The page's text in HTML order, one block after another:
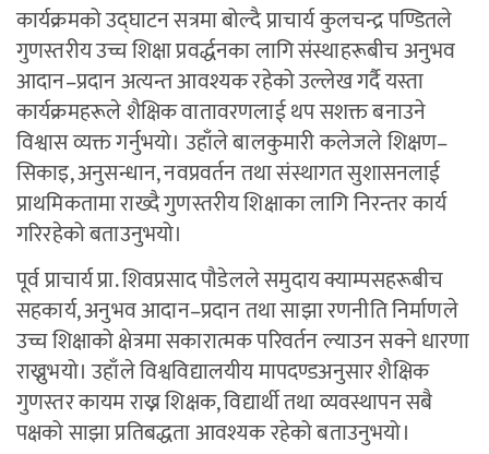
कार्यक्रमको उद्घाटन सत्रमा बोल्दै प्राचार्य कुलचन्द्र पण्डितले
गुणस्तरीय उच्च शिक्षा प्रवर्द्धनका लागि संस्थाहरूबीच अनुभव
आदान–प्रदान अत्यन्त आवश्यक रहेको उल्लेख गर्दै यस्ता
कार्यक्रमहरूले शैक्षिक वातावरणलाई थप सशक्त बनाउने
विश्वास व्यक्त गर्नुभयो। उहाँले बालकुमारी कलेजले शिक्षण–
सिकाइ, अनुसन्धान, नवप्रवर्तन तथा संस्थागत सुशासनलाई
प्राथमिकतामा राख्दै गुणस्तरीय शिक्षाका लागि निरन्तर कार्य
गरिरहेको बताउनुभयो।
पूर्व प्राचार्य प्रा. शिवप्रसाद पौडेलले समुदाय क्याम्पसहरूबीच
सहकार्य, अनुभव आदान–प्रदान तथा साझा रणनीति निर्माणले
उच्च शिक्षाको क्षेत्रमा सकारात्मक परिवर्तन ल्याउन सक्ने धारणा
राख्नुभयो। उहाँले विश्वविद्यालयीय मापदण्डअनुसार शैक्षिक
गुणस्तर कायम राख्न शिक्षक, विद्यार्थी तथा व्यवस्थापन सबै
पक्षको साझा प्रतिबद्धता आवश्यक रहेको बताउनुभयो।